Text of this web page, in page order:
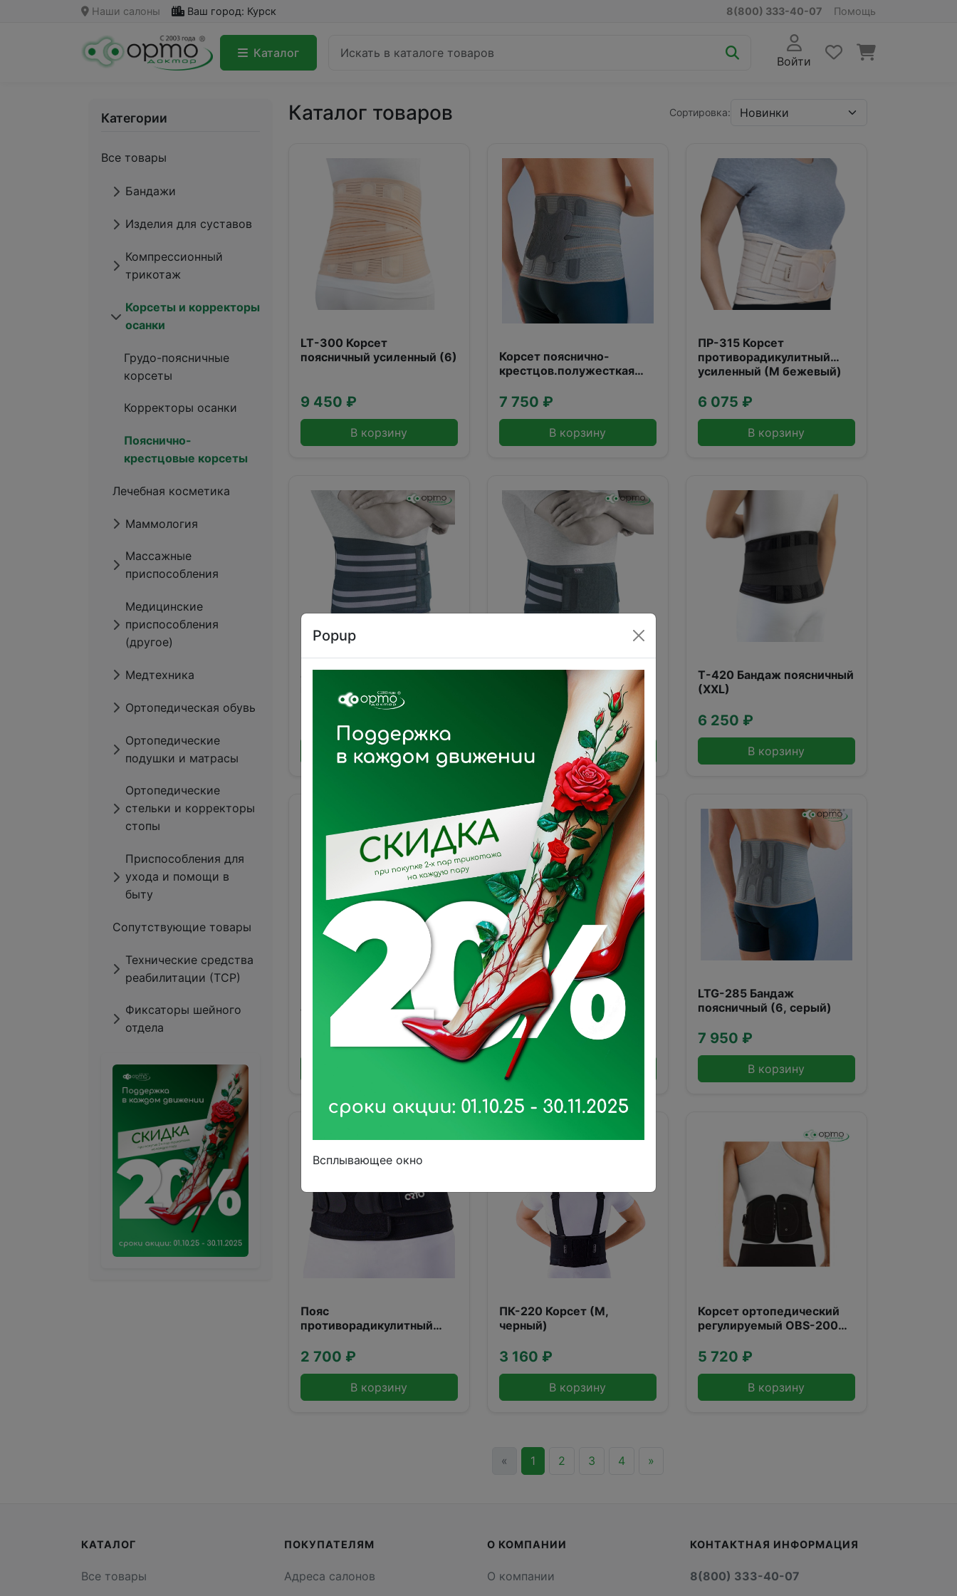
Наши салоны Ваш город: Курск 8(800) 333-40-07 Помощь
Каталог
Войти
Категории
Все товары
Бандажи
Изделия для суставов
Компрессионный
трикотаж
Корсеты и корректоры
осанки
Грудо-поясничные
корсеты
Корректоры осанки
Пояснично-
крестцовые корсеты
Лечебная косметика
Маммология
Массажные
приспособления
Медицинские
приспособления
(другое)
Медтехника
Ортопедическая обувь
Ортопедические
подушки и матрасы
Ортопедические
стельки и корректоры
стопы
Приспособления для
ухода и помощи в
быту
Сопутствующие товары
Технические средства
реабилитации (ТСР)
Фиксаторы шейного
отдела
Каталог товаров Сортировка:
LT-300 Корсет
поясничный усиленный (6)
9 450 ₽
В корзину
Корсет пояснично-
крестцов.полужесткая
7 750 ₽
В корзину
ПР-315 Корсет
противорадикулитный
усиленный (М бежевый)
6 075 ₽
В корзину
4100 RWA Корсет
пояснично-крестцовый
(Orto, XXS)
В корзину
2200 RWA Пояс
корсетный со съёмным
пелотом (Orto, XXL)
В корзину
Т-420 Бандаж поясничный
(XXL)
6 250 ₽
В корзину
Бандаж поясничный
арт.667 LUMBAMED DISC
женский (4)
EV-200 Бандаж
поясничный (9, бежевый)
10 490 ₽
LTG-285 Бандаж
поясничный (6, серый)
7 950 ₽
В корзину
Пояс
противорадикулитный
(XXL)
2 700 ₽
В корзину
ПК-220 Корсет (М,
черный)
3 160 ₽
В корзину
Корсет ортопедический
регулируемый OBS-200
5 720 ₽
В корзину
« 1 2 3 4 »
КАТАЛОГ
Все товары
ПОКУПАТЕЛЯМ
Адреса салонов
О КОМПАНИИ
О компании
КОНТАКТНАЯ ИНФОРМАЦИЯ
8(800) 333-40-07
Popup
Всплывающее окно